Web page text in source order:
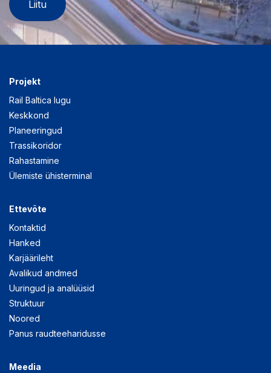
Projekt
Rail Baltica lugu
Keskkond
Planeeringud
Trassikoridor
Rahastamine
Ülemiste ühisterminal
Ettevõte
Kontaktid
Hanked
Karjäärileht
Avalikud andmed
Uuringud ja analüüsid
Struktuur
Noored
Panus raudteeharidusse
Meedia